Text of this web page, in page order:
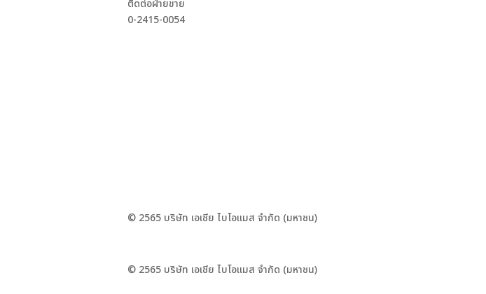
ติดต่อฝ่ายขาย
0-2415-0054
© 2565 บริษัท เอเชีย ไบโอแมส จำกัด (มหาชน)
© 2565 บริษัท เอเชีย ไบโอแมส จำกัด (มหาชน)